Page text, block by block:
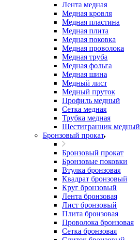
Лента медная
Медная кровля
Медная пластина
Медная плита
Медная поковка
Медная проволока
Медная труба
Медная фольга
Медная шина
Медный лист
Медный пруток
Профиль медный
Сетка медная
Трубка медная
Шестигранник медный
Бронзовый прокат
Бронзовый прокат
Бронзовые поковки
Втулка бронзовая
Квадрат бронзовый
Круг бронзовый
Лента бронзовая
Лист бронзовый
Плита бронзовая
Проволока бронзовая
Сетка бронзовая